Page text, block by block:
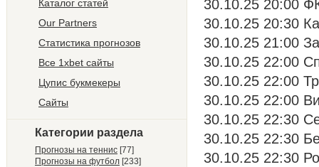
Каталог статей
Our Partners
Статистика прогнозов
Все 1xbet сайты
Цупис букмекеры
Сайты
Категории раздела
Прогнозы на теннис [77]
Прогнозы на футбол [233]
30.10.25 20:00
30.10.25 20:30
30.10.25 21:00
30.10.25 22:00
30.10.25 22:00
30.10.25 22:00
30.10.25 22:30
30.10.25 22:30
30.10.25 22:30